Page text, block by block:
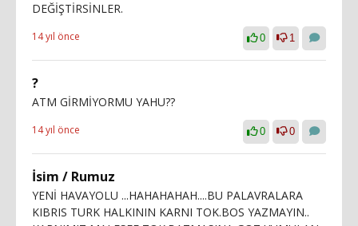
DEĞİŞTİRSİNLER.
14 yıl önce 0 1
?
ATM GİRMİYORMU YAHU??
14 yıl önce 0 0
İsim / Rumuz
YENİ HAVAYOLU ...HAHAHAHAH....BU PALAVRALARA
KIBRIS TURK HALKININ KARNI TOK.BOS YAZMAYIN..